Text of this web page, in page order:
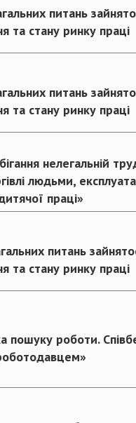
питань
та стану ринку праці
питань
та стану ринку праці
нелегальній
людьми,
праці»
питань
та стану ринку праці
пошуку роботи.